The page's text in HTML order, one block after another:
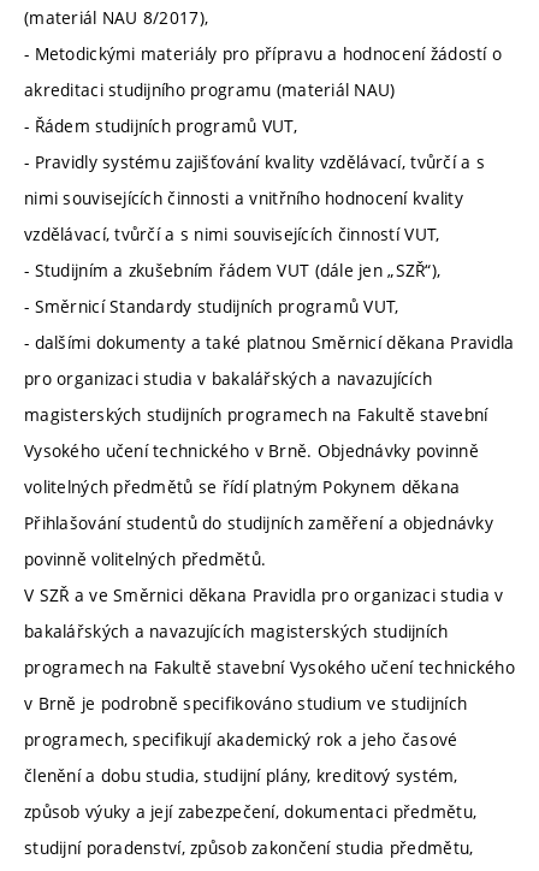
(materiál NAU 8/2017),
- Metodickými materiály pro přípravu a hodnocení žádostí o
akreditaci studijního programu (materiál NAU)
- Řádem studijních programů VUT,
- Pravidly systému zajišťování kvality vzdělávací, tvůrčí a s
nimi souvisejících činnosti a vnitřního hodnocení kvality
vzdělávací, tvůrčí a s nimi souvisejících činností VUT,
- Studijním a zkušebním řádem VUT (dále jen „SZŘ“),
- Směrnicí Standardy studijních programů VUT,
- dalšími dokumenty a také platnou Směrnicí děkana Pravidla
pro organizaci studia v bakalářských a navazujících
magisterských studijních programech na Fakultě stavební
Vysokého učení technického v Brně. Objednávky povinně
volitelných předmětů se řídí platným Pokynem děkana
Přihlašování studentů do studijních zaměření a objednávky
povinně volitelných předmětů.
V SZŘ a ve Směrnici děkana Pravidla pro organizaci studia v
bakalářských a navazujících magisterských studijních
programech na Fakultě stavební Vysokého učení technického
v Brně je podrobně specifikováno studium ve studijních
programech, specifikují akademický rok a jeho časové
členění a dobu studia, studijní plány, kreditový systém,
způsob výuky a její zabezpečení, dokumentaci předmětu,
studijní poradenství, způsob zakončení studia předmětu,